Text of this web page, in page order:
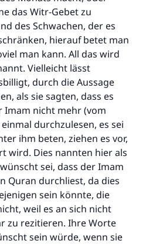
das Witr-Gebet zu
des Schwachen, der es
hierauf betet man
man kann. All das wird
Vielleicht lässt
durch die Aussage
als sie sagten, dass es
Imam nicht mehr (vom
durchzulesen, es sei
ihm beten, ziehen es vor,
wird. Dies nannten hier als
sei, dass der Imam
Quran durchliest, da dies
sein könnte, die
weil es an sich nicht
zu rezitieren. Ihre Worte
sein würde, wenn sie
rettete eine
Ehe.
Arbeit von Islam Q&A
Segen und Frieden auf
sagte:
aufruft, hat den Lohn
sie durchführt."
1893)
dazu